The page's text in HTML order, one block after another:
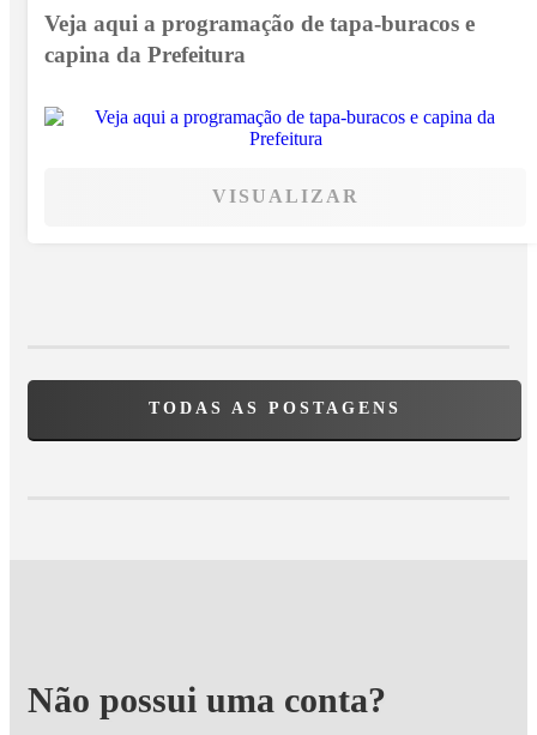
Veja aqui a programação de tapa-buracos e
capina da Prefeitura
VISUALIZAR
TODAS AS POSTAGENS
Não possui uma conta?